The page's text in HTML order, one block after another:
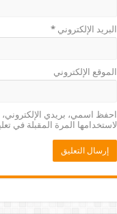
البريد الإلكتروني*
الموقع الإلكتروني
احفظ اسمي، بريدي الإلكتروني،
لاستخدامها المرة المقبلة في